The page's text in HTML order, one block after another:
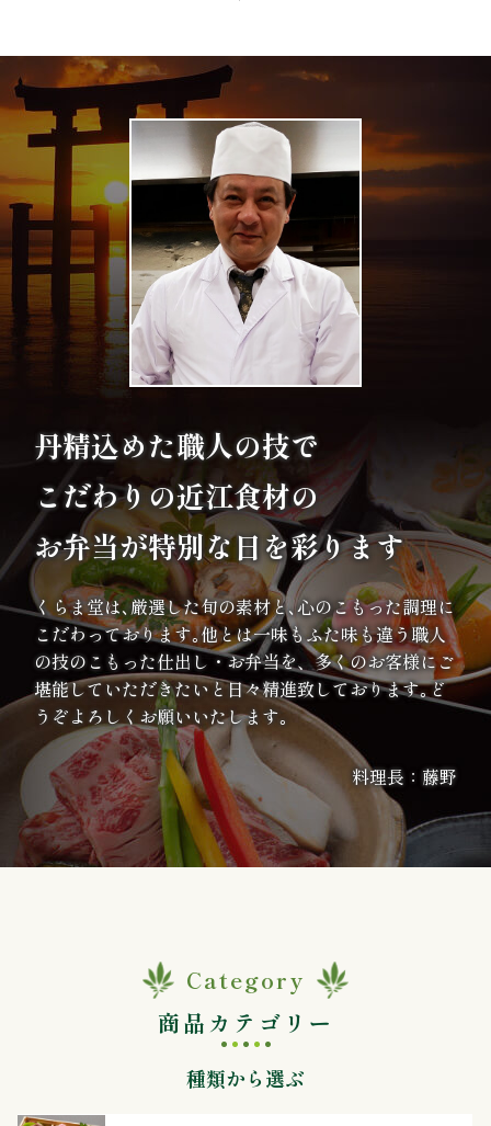
配
達
エ
リ
ア
お
用・
店
舗
案
内
類
か
丹精込めた職人の技で
こだわりの近江食材の
お弁当が特別な日を彩ります
くらま堂は､厳選した旬の素材と､心のこもった調理に
こだわっております｡他とは一味もふた味も違う職人
の技のこもった仕出し・お弁当を、多くのお客様にご
堪能していただきたいと日々精進致しております｡ど
うぞよろしくお願いいたします｡
料理長：藤野
Category
商品カテゴリー
種類から選ぶ